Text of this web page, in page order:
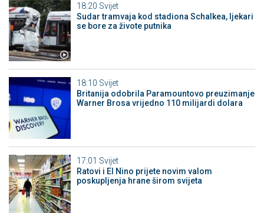
18:20 Svijet
Sudar tramvaja kod stadiona Schalkea, ljekari
se bore za živote putnika
18:10 Svijet
Britanija odobrila Paramountovo preuzimanje
Warner Brosa vrijedno 110 milijardi dolara
17:01 Svijet
Ratovi i El Nino prijete novim valom
poskupljenja hrane širom svijeta